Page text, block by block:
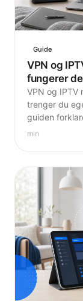
Guide
VPN og
fungerer
VPN og IPTV
trenger du
guiden
verdi og
min